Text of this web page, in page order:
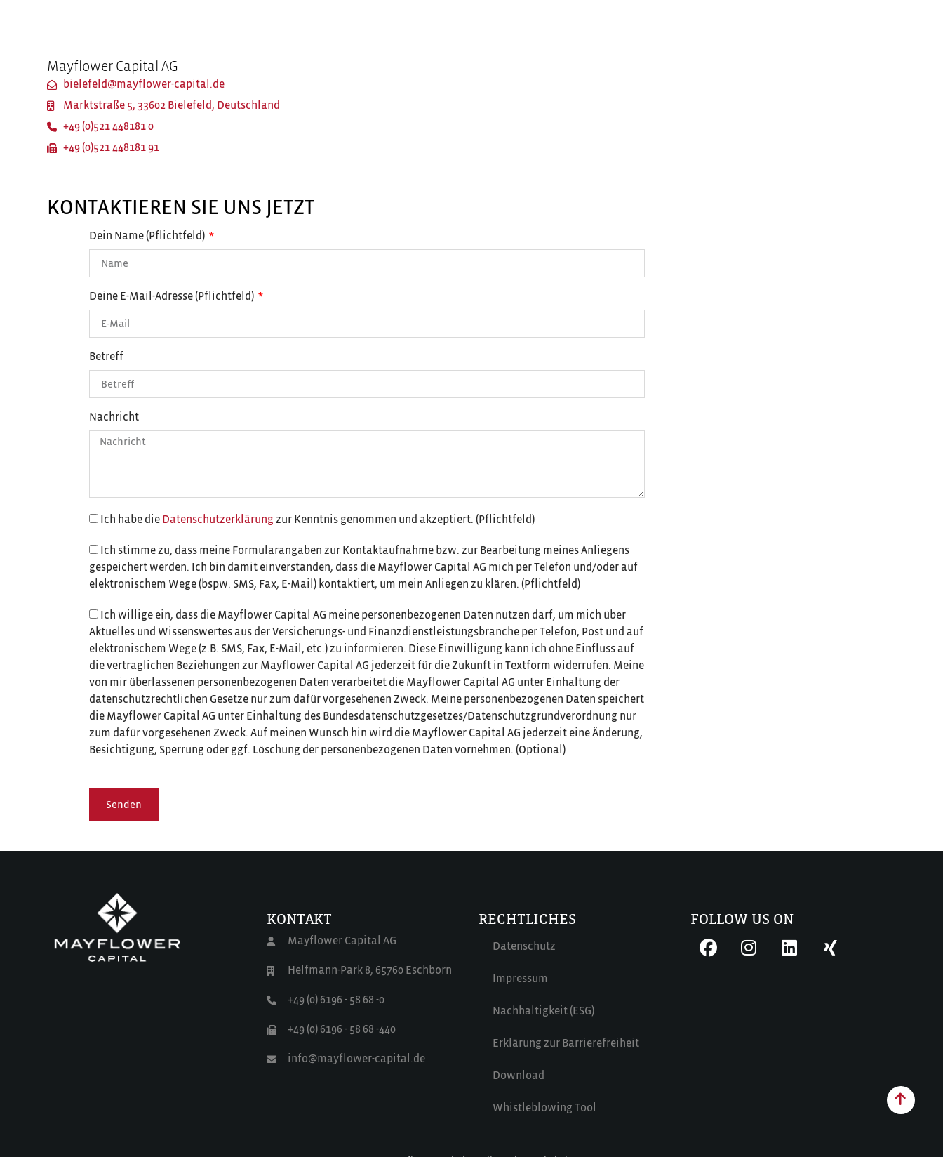
Mayflower Capital AG
bielefeld@mayflower-capital.de
Marktstraße 5, 33602 Bielefeld, Deutschland
+49 (0)521 448181 0
+49 (0)521 448181 91
KONTAKTIEREN SIE UNS JETZT
Dein Name (Pflichtfeld)
Deine E-Mail-Adresse (Pflichtfeld)
Betreff
Nachricht
Ich habe die Datenschutzerklärung zur Kenntnis genommen und akzeptiert. (Pflichtfeld)
Ich stimme zu, dass meine Formularangaben zur Kontaktaufnahme bzw. zur Bearbeitung meines Anliegens
gespeichert werden. Ich bin damit einverstanden, dass die Mayflower Capital AG mich per Telefon und/oder auf
elektronischem Wege (bspw. SMS, Fax, E-Mail) kontaktiert, um mein Anliegen zu klären. (Pflichtfeld)
Ich willige ein, dass die Mayflower Capital AG meine personenbezogenen Daten nutzen darf, um mich über
Aktuelles und Wissenswertes aus der Versicherungs- und Finanzdienstleistungsbranche per Telefon, Post und auf
elektronischem Wege (z.B. SMS, Fax, E-Mail, etc.) zu informieren. Diese Einwilligung kann ich ohne Einfluss auf
die vertraglichen Beziehungen zur Mayflower Capital AG jederzeit für die Zukunft in Textform widerrufen. Meine
von mir überlassenen personenbezogenen Daten verarbeitet die Mayflower Capital AG unter Einhaltung der
datenschutzrechtlichen Gesetze nur zum dafür vorgesehenen Zweck. Meine personenbezogenen Daten speichert
die Mayflower Capital AG unter Einhaltung des Bundesdatenschutzgesetzes/Datenschutzgrundverordnung nur
zum dafür vorgesehenen Zweck. Auf meinen Wunsch hin wird die Mayflower Capital AG jederzeit eine Änderung,
Besichtigung, Sperrung oder ggf. Löschung der personenbezogenen Daten vornehmen. (Optional)
Senden
KONTAKT
Mayflower Capital AG
Helfmann-Park 8, 65760 Eschborn
+49 (0) 6196 - 58 68 -0
+49 (0) 6196 - 58 68 -440
info@mayflower-capital.de
RECHTLICHES
Datenschutz
Impressum
Nachhaltigkeit (ESG)
Erklärung zur Barrierefreiheit
Download
Whistleblowing Tool
FOLLOW US ON